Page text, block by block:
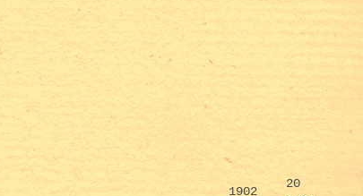
1902
20